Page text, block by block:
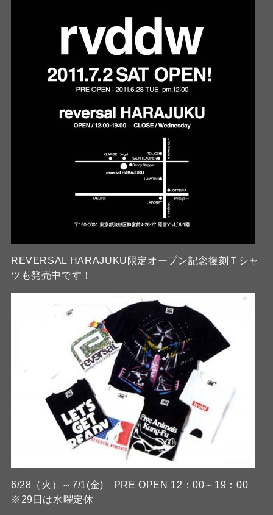
REVERSAL HARAJUKU限定オープン記念復刻Ｔシャ
ツも発売中です！
6/28（火）～7/1(金) PRE OPEN 12：00～19：00
※29日は水曜定休